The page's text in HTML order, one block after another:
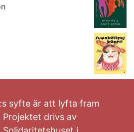
syfte är att lyfta fram
drivs av